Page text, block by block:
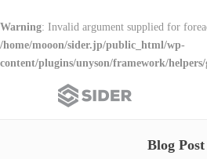
Warning: Invalid argument supplied for
/home/mooon/sider.jp/public_html/wp-
content/plugins/unyson/framework/
Blog Post